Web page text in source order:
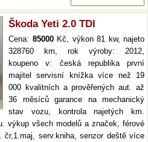
Škoda Yeti 2.0 TDI
Cena: 85000Kč, výkon 81 kw, najeto
328760 km, rok výroby: 2012,
koupeno v: česká republika první
majitel servisní knížka více než 19
000 kvalitních a prověřených aut. až
36 měsíců garance na mechanický
stav vozu, kontrola najetých km.
výkup všech modelů a značek, férové
serv.kniha, senzor deště více